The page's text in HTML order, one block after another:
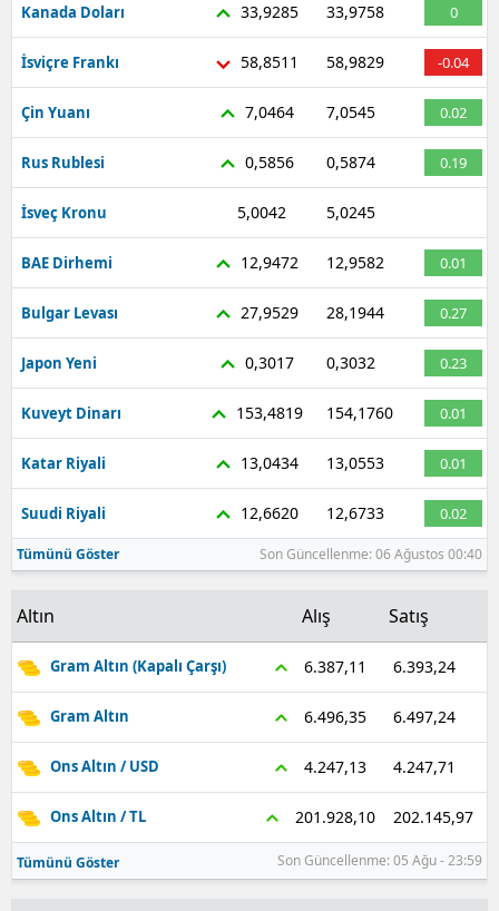
Kanada Doları 33,9285 33,9758 0
İsviçre Frankı 58,8511 58,9829 -0.04
Çin Yuanı 7,0464 7,0545 0.02
Rus Rublesi 0,5856 0,5874 0.19
İsveç Kronu 5,0042 5,0245
BAE Dirhemi 12,9472 12,9582 0.01
Bulgar Levası 27,9529 28,1944 0.27
Japon Yeni 0,3017 0,3032 0.23
Kuveyt Dinarı 153,4819 154,1760 0.01
Katar Riyali 13,0434 13,0553 0.01
Suudi Riyali 12,6620 12,6733 0.02
Tümünü Göster Son Güncellenme: 06 Ağustos 00:40
Altın Alış Satış
Gram Altın (Kapalı Çarşı) 6.387,11 6.393,24
Gram Altın 6.496,35 6.497,24
Ons Altın / USD 4.247,13 4.247,71
Ons Altın / TL 201.928,10 202.145,97
Tümünü Göster Son Güncellenme: 05 Ağu - 23:59